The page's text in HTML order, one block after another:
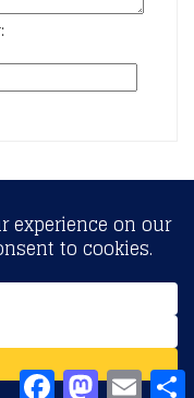
FacebookMastodon
Email